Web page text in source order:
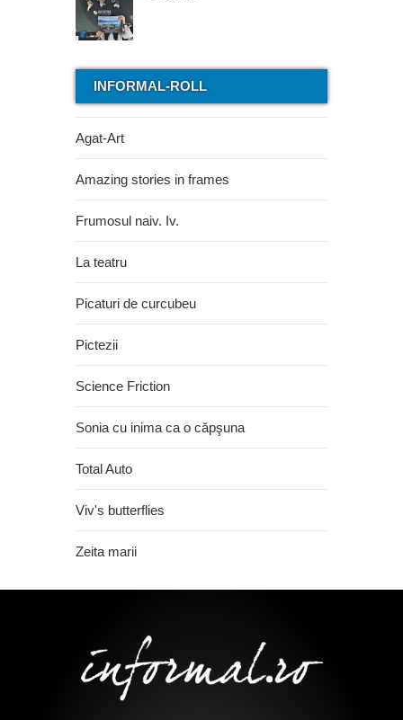
INFORMAL-ROLL
Agat-Art
Amazing stories in frames
Frumosul naiv. Iv.
La teatru
Picaturi de curcubeu
Pictezii
Science Friction
Sonia cu inima ca o căpşuna
Total Auto
Viv's butterflies
Zeita marii